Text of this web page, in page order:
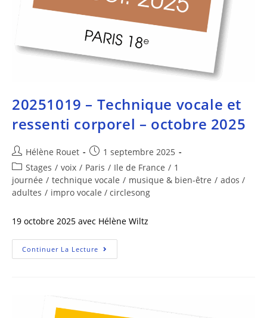
20251019 – Technique vocale et
ressenti corporel – octobre 2025
Hélène Rouet
1 septembre 2025
Stages / voix / Paris / Ile de France / 1
journée / technique vocale / musique & bien-être / ados /
adultes / impro vocale / circlesong
19 octobre 2025 avec Hélène Wiltz
Continuer La Lecture